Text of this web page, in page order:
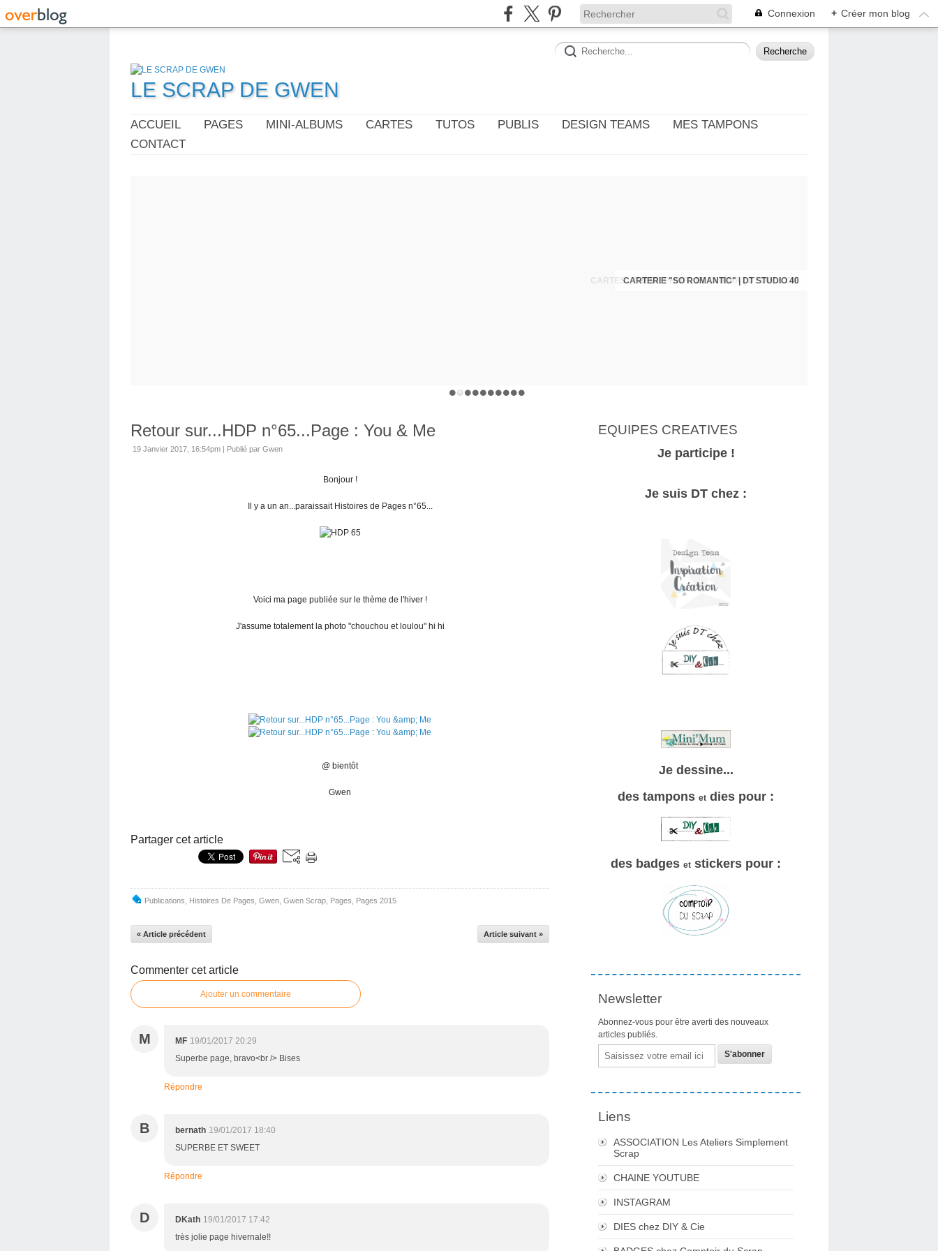
Connexion + Créer mon blog
LE SCRAP DE GWEN
ACCUEIL PAGES MINI-ALBUMS CARTES TUTOS PUBLIS DESIGN TEAMS
MES TAMPONS
CONTACT
CARTERIE "SO ROMANTIC" | DT STUDIO 40
CARTES : THÈME PHOTO ET CINÉMA | DT DIY & CIE
Retour sur...HDP n°65...Page : You & Me
19 Janvier 2017, 16:54pm | Publié par Gwen
Bonjour !
Il y a un an...paraissait Histoires de Pages n°65...
Voici ma page publiée sur le thème de l'hiver !
J'assume totalement la photo "chouchou et loulou" hi hi
@ bientôt
Gwen
Partager cet article
Publications Histoires De Pages Gwen Gwen Scrap Pages Pages 2015
« Article précédent Article suivant »
Commenter cet article
Ajouter un commentaire
M MF 19/01/2017 20:29
Superbe page, bravo<br /> Bises
Répondre
B bernath 19/01/2017 18:40
SUPERBE ET SWEET
Répondre
D DKath 19/01/2017 17:42
très jolie page hivernale!!
EQUIPES CREATIVES
Je participe !
Je suis DT chez :
Je dessine...
des tampons et dies pour :
des badges et stickers pour :
Newsletter
Abonnez-vous pour être averti des nouveaux
articles publiés.
Email
Liens
ASSOCIATION Les Ateliers Simplement
Scrap
CHAINE YOUTUBE
INSTAGRAM
DIES chez DIY & Cie